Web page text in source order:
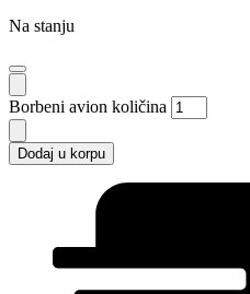
Na stanju
Borbeni avion količina
Dodaj u korpu